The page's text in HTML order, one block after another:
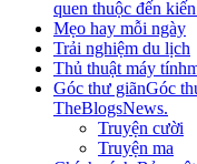
quen thuộc đến
Mẹo hay mỗi ngày
Trải nghiệm du lịch
Thủ thuật máy tính
Góc thư giãnGóc
TheBlogsNews.
Truyện cười
Truyện ma